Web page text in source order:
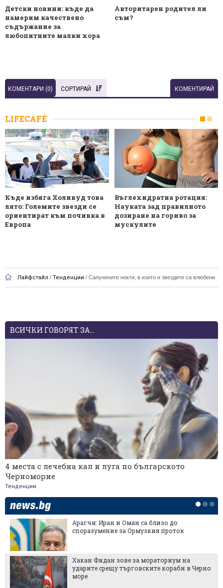
Детски новини: къде да
намерим качествено
съдържание за
любопитните малки хора
Авторитарен родител ли
съм?
КОМЕНТАРИ (0) СОРТИРАЙ КОМЕНТИРАЙ
LIFECAFÉ
Къде избяга Холивуд това
лято: Големите звезди се
ориентират към почивка в
Европа
Въглехидратна ротация:
Науката зад правилното
дозиране на гориво за
мускулите
Лайфстайл / Тенденции / Сапунените нокти, в които и звездите са влюбени
ВСИЧКИ ГОВОРЯТ ЗА...
4 места с лечебна кал и луга по българското
Черноморие
Тенденции
Арагчи: Иран и Оман са близо до
споразумение за Ормузкия проток
Хакан Фидан зове за мораториум на
ударите срещу търговските кораби в Черно
море